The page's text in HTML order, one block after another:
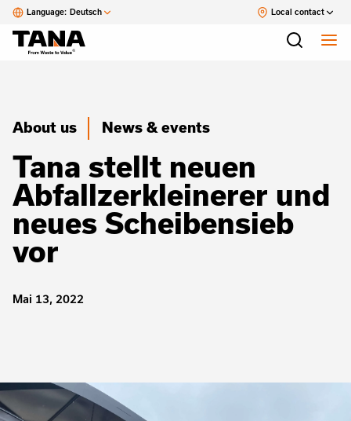
Language: Deutsch Local contact
About us News & events
Tana stellt neuen
Abfallzerkleinerer und
neues Scheibensieb
vor
Mai 13, 2022